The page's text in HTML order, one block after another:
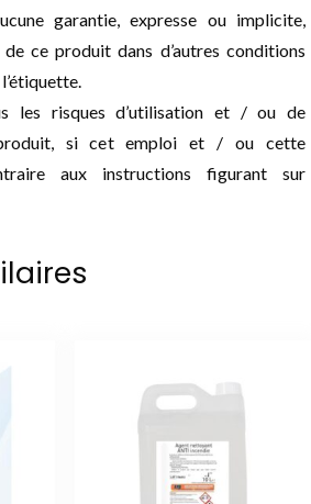
garantie, expresse ou implicite,
ce produit dans d’autres conditions
les risques d’utilisation et / ou de
si cet emploi et / ou cette
aux instructions figurant sur